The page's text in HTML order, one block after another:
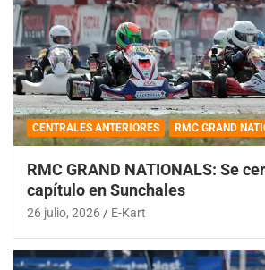
CENTRALES ANTERIORES RMC GRAND
RMC GRAND NATIONALS: Se
capítulo en Sunchales
26 julio, 2026 E-Kart